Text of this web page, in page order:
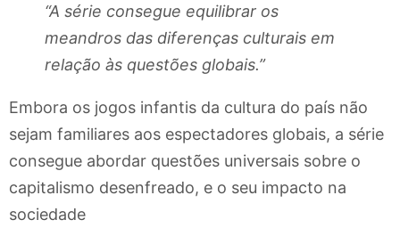
“A série consegue equilibrar os
meandros das diferenças culturais em
relação às questões globais.”
Embora os jogos infantis da cultura do país não
sejam familiares aos espectadores globais, a série
consegue abordar questões universais sobre o
capitalismo desenfreado, e o seu impacto na
sociedade